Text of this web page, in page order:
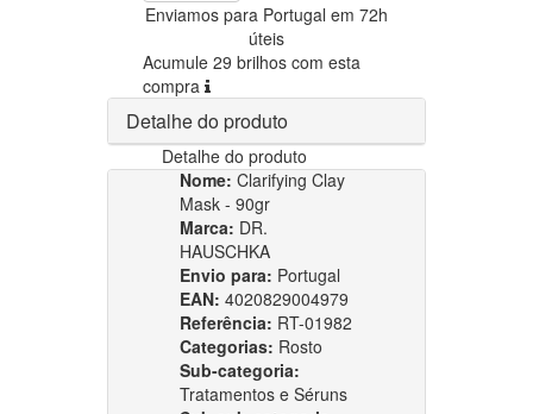
Enviamos para Portugal em 72h
úteis
Acumule 29 brilhos com esta
compra
Detalhe do produto
Detalhe do produto
Nome: Clarifying Clay
Mask - 90gr
Marca: DR.
HAUSCHKA
Envio para: Portugal
EAN: 4020829004979
Referência: RT-01982
Categorias: Rosto
Sub-categoria:
Tratamentos e Séruns